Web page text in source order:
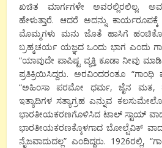
ಖಚಿತ ಮಾರ್ಗಗಳೇ ಅವರಲ್ಲಿರಲಿಲ್ಲ.
ಹೇಳುತ್ತಾರೆ. ಆದರೆ ಅದನ್ನು
ಮೊಮ್ಮಗಳು ಮನು ಜೊತೆ ಹಾಸಿಗೆ
ಬ್ರಹ್ಮಚರ್ಯ ಯಜ್ಞದ ಒಂದು ಭಾಗ ಎಂದು
“ಯಾವುದೇ ಪಾಪಿಷ್ಟ ವ್ಯಕ್ತಿ ಕೂಡಾ ನೀವು
ಪ್ರತಿಕ್ರಿಯಿಸಿದ್ದರು. ಅರವಿಂದರಂತೂ “ಗಾಂಧಿ
“ಅಹಿಂಸಾ ಪರಮೋ ಧರ್ಮ, ಜೈನ ಮತ,
ಇತ್ಯಾದಿಗಳ ಸತ್ಯಾಗ್ರಹ ಎನ್ನುವ
ಭಾರತೀಯಕರಣಗೊಳಿಸಿದ ಟಾಲ್ ಸ್ಟಾಯ್
ಭಾರತೀಯಕರಣಕ್ಕೊಳಗಾದ ಬೋಲ್ಷೆವಿಕ್
ನೈಜವಾದುದಲ್ಲ” ಎಂದಿದ್ದರು. 1926ರಲ್ಲಿ,